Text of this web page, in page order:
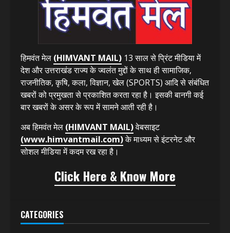
हिमवंत मेल (HIMVANT MAIL) 13 साल से प्रिंट मीडिया में
देश और उत्तराखंड राज्य के ज्वलंत मुद्दों के साथ ही सामाजिक,
राजनीतिक, कृषि, कला, विज्ञान, खेल (SPORTS) आदि से संबंधित
खबरों को प्रमुखता से प्रकाशित करता रहा है। इसकी बानगी कई
बार खबरों के असर के रूप में सामने आती रही है।
अब हिमवंत मेल (HIMVANT MAIL)वेबसाइट
(www.himvantmail.com)के माध्यम से इंटरनेट और
सोशल मीडिया में कदम रख रहा है।
Click Here & Know More
CATEGORIES